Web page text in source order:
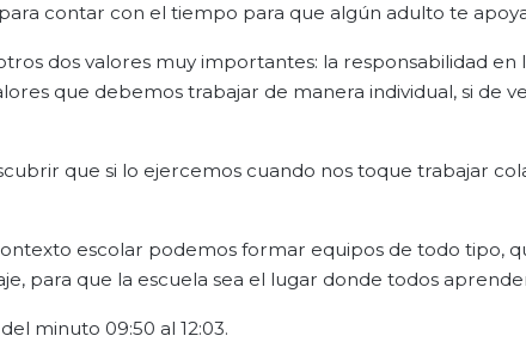
contar con el tiempo para que algún adulto te
dos valores muy importantes: la responsabilidad
que debemos trabajar de manera individual, si de
que si lo ejercemos cuando nos toque trabajar
escolar podemos formar equipos de todo tipo,
para que la escuela sea el lugar donde todos
minuto 09:50 al 12:03.